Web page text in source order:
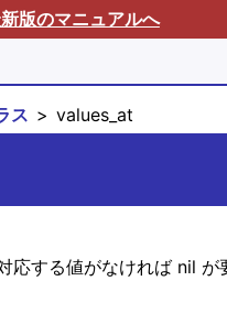
版のマニュアルへ
ス values_at
する値がなければ nil が